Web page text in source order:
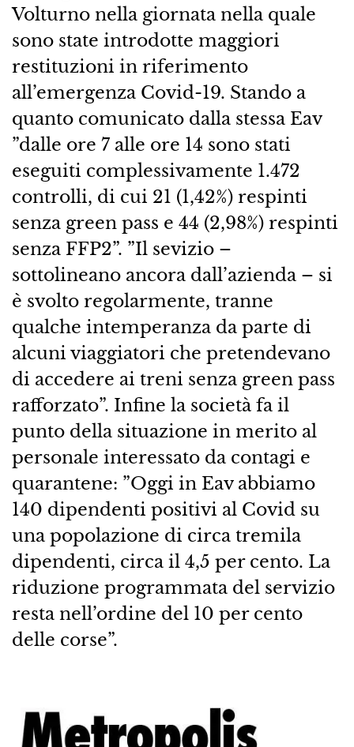
Volturno nella giornata nella quale
sono state introdotte maggiori
restituzioni in riferimento
all’emergenza Covid-19. Stando a
quanto comunicato dalla stessa Eav
”dalle ore 7 alle ore 14 sono stati
eseguiti complessivamente 1.472
controlli, di cui 21 (1,42%) respinti
senza green pass e 44 (2,98%) respinti
senza FFP2”. ”Il sevizio –
sottolineano ancora dall’azienda – si
è svolto regolarmente, tranne
qualche intemperanza da parte di
alcuni viaggiatori che pretendevano
di accedere ai treni senza green pass
rafforzato”. Infine la società fa il
punto della situazione in merito al
personale interessato da contagi e
quarantene: ”Oggi in Eav abbiamo
140 dipendenti positivi al Covid su
una popolazione di circa tremila
dipendenti, circa il 4,5 per cento. La
riduzione programmata del servizio
resta nell’ordine del 10 per cento
delle corse”.